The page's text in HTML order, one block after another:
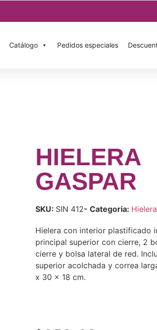
Catálogo Pedidos especiales
HIELERA
GASPAR
SKU: SIN 412- Categoria:
Hielera con interior plastificado
principal superior con cierre, 2
cierre y bolsa lateral de red.
superior acolchada y correa
x 30 x 18 cm.